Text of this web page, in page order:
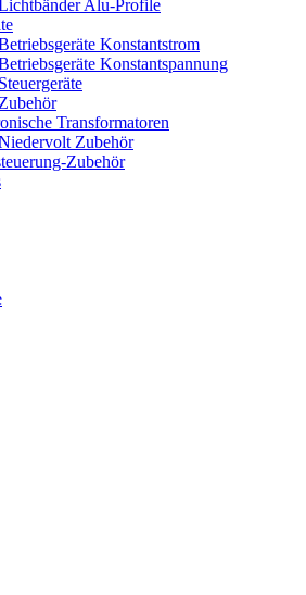
Alu-Profile
Konstantstrom
Konstantspannung
Transformatoren
Zubehör
Zubehör